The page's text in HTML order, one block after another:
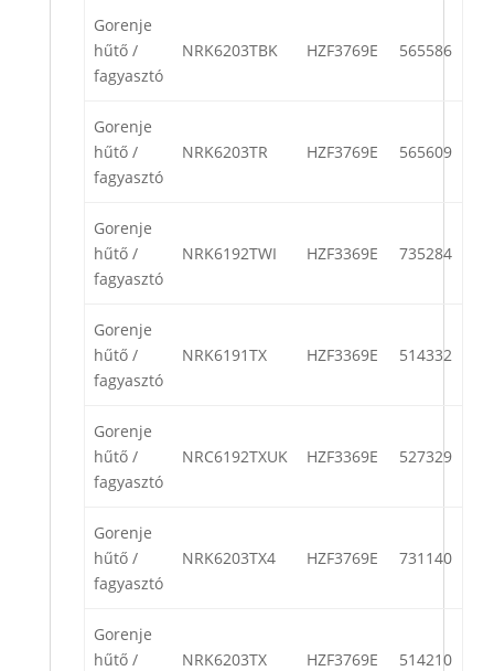
Gorenje
hűtő /
fagyasztó
NRK6203TBK HZF3769E 565586
Gorenje
hűtő /
fagyasztó
NRK6203TR HZF3769E 565609
Gorenje
hűtő /
fagyasztó
NRK6192TWI HZF3369E 735284
Gorenje
hűtő /
fagyasztó
NRK6191TX HZF3369E 514332
Gorenje
hűtő /
fagyasztó
NRC6192TXUK HZF3369E 527329
Gorenje
hűtő /
fagyasztó
NRK6203TX4 HZF3769E 731140
Gorenje
hűtő /
NRK6203TX HZF3769E 514210